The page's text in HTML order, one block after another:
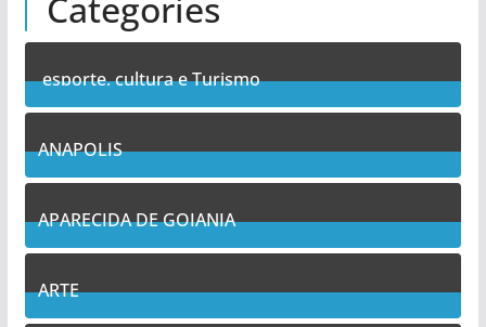
Categories
esporte, cultura e Turismo
7Posts
ANAPOLIS
10Posts
APARECIDA DE GOIANIA
12Posts
ARTE